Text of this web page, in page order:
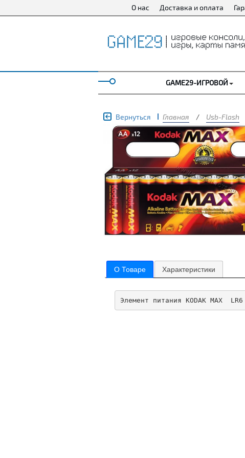
О нас Доставка и оплата
GAME29-ИГРОВОЙ
Вернуться Главная / Usb-Flash
О Товаре Характеристики
Элемент питания KODAK MAX